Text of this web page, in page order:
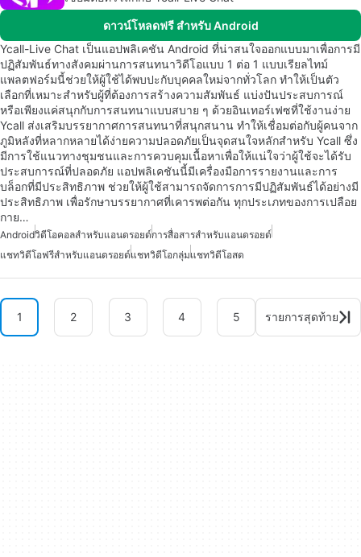
ดาวน์โหลดฟรี สำหรับ Android
Ycall-Live Chat เป็นแอปพลิเคชัน Android ที่น่าสนใจออกแบบมาเพื่อการมี
ปฏิสัมพันธ์ทางสังคมผ่านการสนทนาวิดีโอแบบ 1 ต่อ 1 แบบเรียลไทม์
แพลตฟอร์มนี้ช่วยให้ผู้ใช้ได้พบปะกับบุคคลใหม่จากทั่วโลก ทำให้เป็นตัว
เลือกที่เหมาะสำหรับผู้ที่ต้องการสร้างความสัมพันธ์ แบ่งปันประสบการณ์
หรือเพียงแค่สนุกกับการสนทนาแบบสบาย ๆ ด้วยอินเทอร์เฟซที่ใช้งานง่าย
Ycall ส่งเสริมบรรยากาศการสนทนาที่สนุกสนาน ทำให้เชื่อมต่อกับผู้คนจาก
ภูมิหลังที่หลากหลายได้ง่ายความปลอดภัยเป็นจุดสนใจหลักสำหรับ Ycall ซึ่ง
มีการใช้แนวทางชุมชนและการควบคุมเนื้อหาเพื่อให้แน่ใจว่าผู้ใช้จะได้รับ
ประสบการณ์ที่ปลอดภัย แอปพลิเคชันนี้มีเครื่องมือการรายงานและการ
บล็อกที่มีประสิทธิภาพ ช่วยให้ผู้ใช้สามารถจัดการการมีปฏิสัมพันธ์ได้อย่างมี
ประสิทธิภาพ เพื่อรักษาบรรยากาศที่เคารพต่อกัน ทุกประเภทของการเปลือย
กาย…
Androidวิดีโอคอลสำหรับแอนดรอยด์การสื่อสารสำหรับแอนดรอยด์
แชทวิดีโอฟรีสำหรับแอนดรอยด์แชทวิดีโอกลุ่มแชทวิดีโอสด
1 2 3 4 5 รายการสุดท้าย